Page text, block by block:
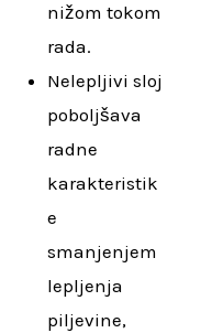
nižom tokom
rada.
Nelepljivi sloj
poboljšava
radne
karakteristik
e
smanjenjem
lepljenja
piljevine,